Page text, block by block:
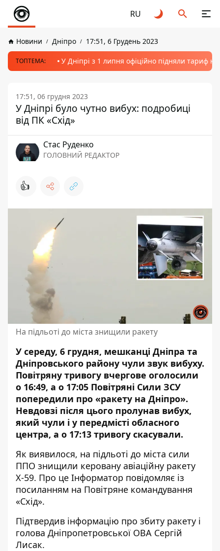
RU
Новини Дніпро 17:51, 6 Грудень 2023
ТОПТЕМА: У Дніпрі з 1 липня офіційно підняли тариф
17:51, 06 грудня 2023
У Дніпрі було чутно вибух: подробиці
від ПК «Схід»
Стас Руденко
ГОЛОВНИЙ РЕДАКТОР
👍
На підльоті до міста знищили ракету
У середу, 6 грудня, мешканці Дніпра та
Дніпровського району чули звук вибуху.
Повітряну тривогу вчергове оголосили
о 16:49, а о 17:05 Повітряні Сили ЗСУ
попередили про «ракету на Дніпро».
Невдовзі після цього пролунав вибух,
який чули і у передмісті обласного
центра, а о 17:13 тривогу скасували.
Як виявилося, на підльоті до міста сили
ППО знищили керовану авіаційну ракету
Х-59. Про це Інформатор повідомляє із
посиланням на Повітряне командування
«Схід».
Підтвердив інформацію про збиту ракету і
голова Дніпропетровської ОВА Сергій
Лисак.